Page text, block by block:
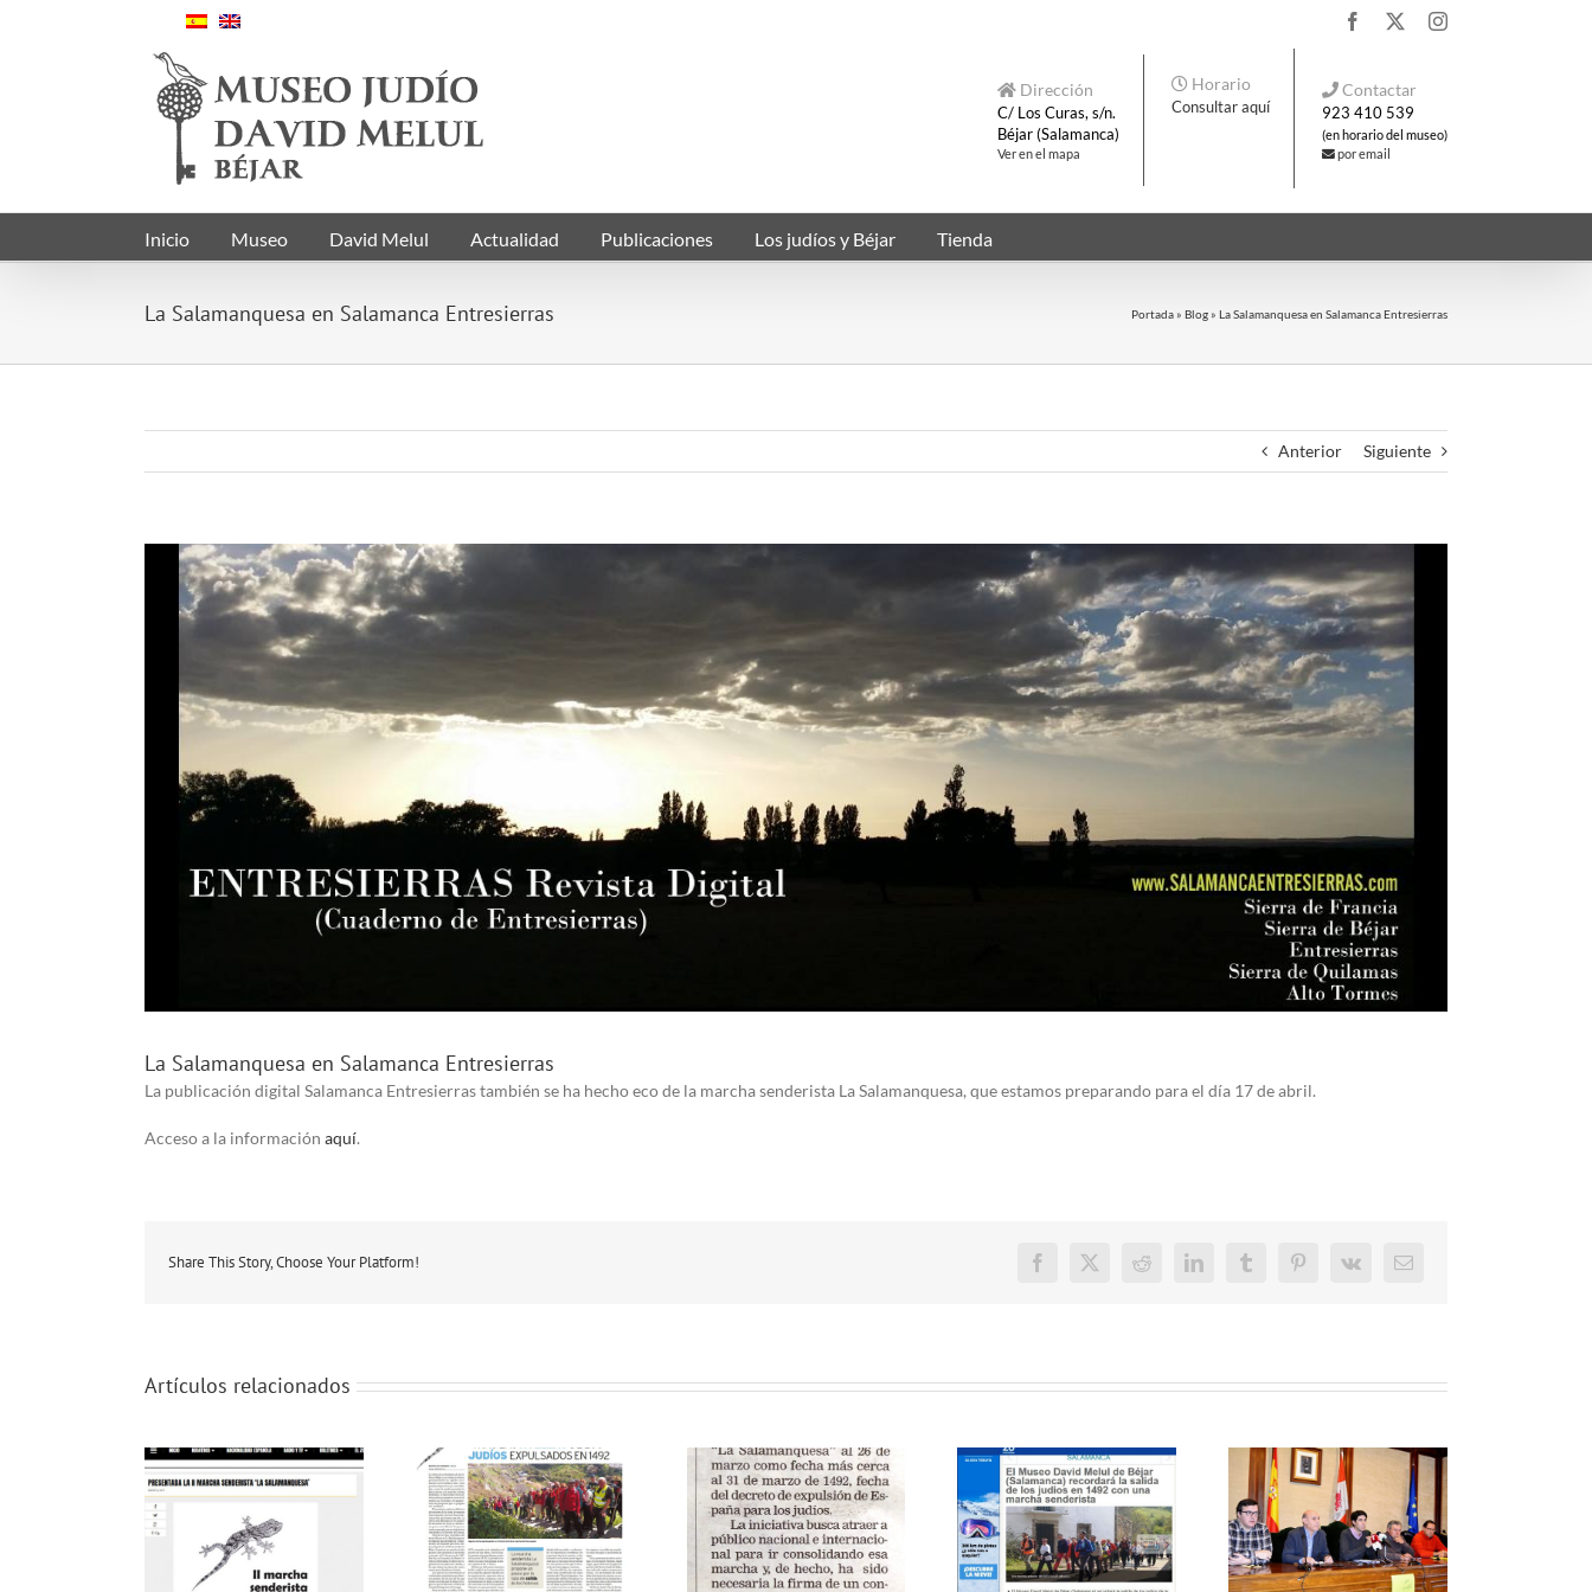
Facebook Instagram
Dirección
C/ Los Curas, s/n.
Béjar (Salamanca)
Ver en el mapa
Horario
Consultar aquí
Contactar
923 410 539
(en horario del museo)
por email
Inicio Museo David Melul Actualidad Publicaciones Los judíos y Béjar Tienda
La Salamanquesa en Salamanca Entresierras Portada » Blog » La Salamanquesa en Salamanca Entresierras
Anterior Siguiente
La Salamanquesa en Salamanca Entresierras
La publicación digital Salamanca Entresierras también se ha hecho eco de la marcha senderista La Salamanquesa, que estamos preparando para el día 17 de abril.
Acceso a la información aquí.
Share This Story, Choose Your Platform! Facebook
X Reddit LinkedInTumblrPinterest
Vk
Correo
Artículos relacionados